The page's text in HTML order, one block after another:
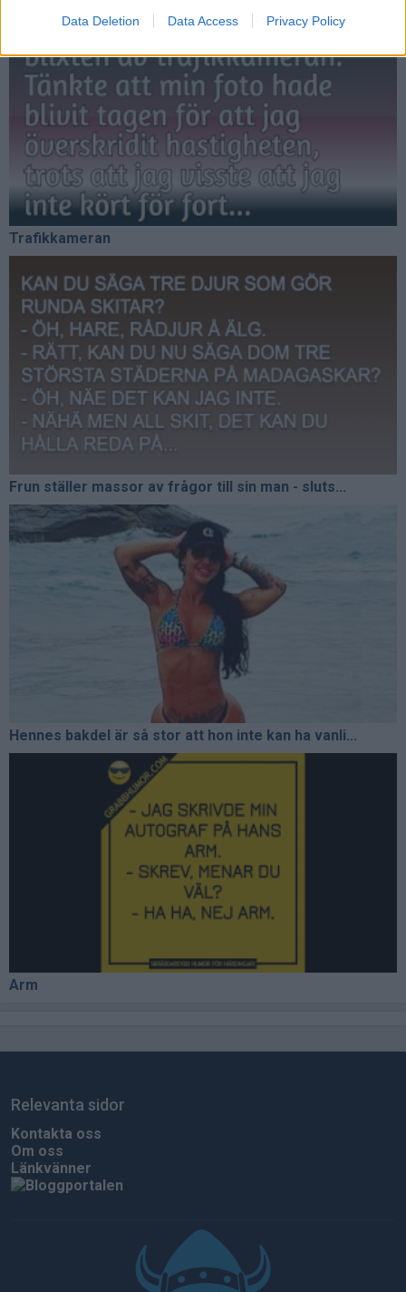
Data Deletion Data Access Privacy Policy
Trafikkameran
Frun ställer massor av frågor till sin man - sluts...
Hennes bakdel är så stor att hon inte kan ha vanli...
Arm
Relevanta sidor
Kontakta oss
Om oss
Länkvänner